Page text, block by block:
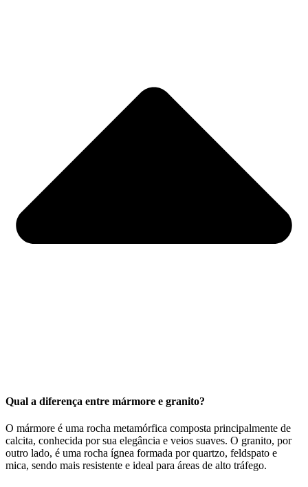
Qual a diferença entre mármore e granito?
O mármore é uma rocha metamórfica composta principalmente de
calcita, conhecida por sua elegância e veios suaves. O granito, por
outro lado, é uma rocha ígnea formada por quartzo, feldspato e
mica, sendo mais resistente e ideal para áreas de alto tráfego.